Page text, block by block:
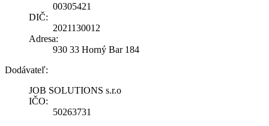
00305421
DIČ:
2021130012
Adresa:
930 33 Horný Bar 184
Dodávateľ:
JOB SOLUTIONS s.r.o
IČO:
50263731